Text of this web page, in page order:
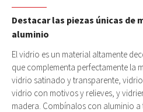
Destacar las piezas únicas de
aluminio
El vidrio es un material altamente
que complementa perfectamente la
vidrio satinado y transparente,
vidrio con motivos y relieves, y
madera. Combínalos con aluminio